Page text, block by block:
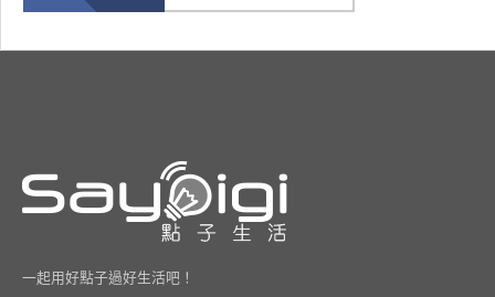
一起用好點子過好生活吧！